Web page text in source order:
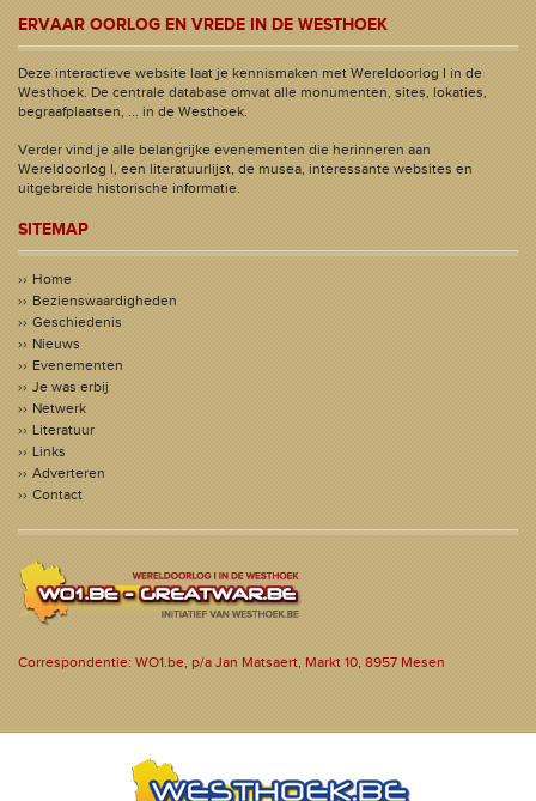
ERVAAR OORLOG EN VREDE IN DE WESTHOEK
Deze interactieve website laat je kennismaken met Wereldoorlog I in de
Westhoek. De centrale database omvat alle monumenten, sites, lokaties,
begraafplaatsen, ... in de Westhoek.
Verder vind je alle belangrijke evenementen die herinneren aan
Wereldoorlog I, een literatuurlijst, de musea, interessante websites en
uitgebreide historische informatie.
SITEMAP
Home
Bezienswaardigheden
Geschiedenis
Nieuws
Evenementen
Je was erbij
Netwerk
Literatuur
Links
Adverteren
Contact
Correspondentie: WO1.be, p/a Jan Matsaert, Markt 10, 8957 Mesen